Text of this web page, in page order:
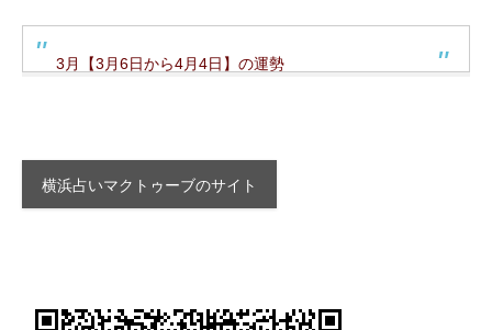
3月【3月6日から4月4日】の運勢
横浜占いマクトゥーブのサイト